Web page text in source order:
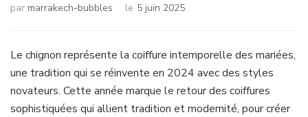
par marrakech-bubbles le 5 juin 2025
Le chignon représente la coiffure intemporelle des mariées,
une tradition qui se réinvente en 2024 avec des styles
novateurs. Cette année marque le retour des coiffures
sophistiquées qui allient tradition et modernité, pour créer